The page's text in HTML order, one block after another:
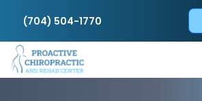
(704) 504-1770